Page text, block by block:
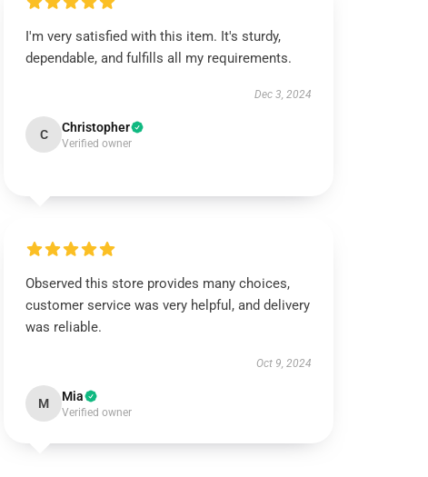
I'm very satisfied with this item. It's sturdy,
dependable, and fulfills all my requirements.
Dec 3, 2024
C Christopher
Verified owner
Observed this store provides many choices,
customer service was very helpful, and delivery
was reliable.
Oct 9, 2024
M Mia
Verified owner